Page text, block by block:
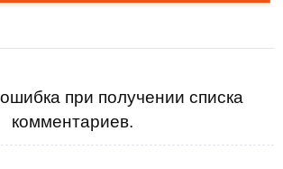
при получении списка
комментариев.